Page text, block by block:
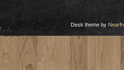
Desk theme by